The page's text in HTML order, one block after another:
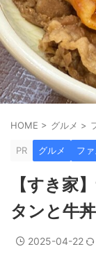
HOME > グルメ >
PR グルメ フ
【すき家
タンと牛
2025-04-22